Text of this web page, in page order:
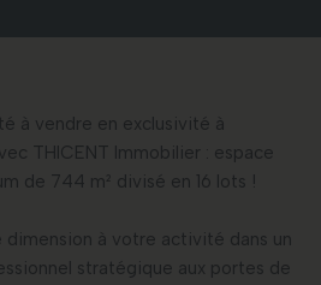
à vendre en exclusivité à
THICENT Immobilier : espace
de 744 m² divisé en 16 lots !
dimension à votre activité dans un
stratégique aux portes de